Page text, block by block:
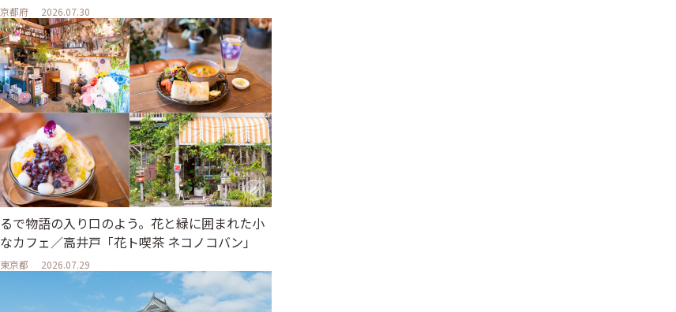
京都府 2026.07.30
で物語の入り口のよう。花と緑に囲まれた小
カフェ／高井戸「花ト喫茶 ネコノコバン」
東京都 2026.07.29